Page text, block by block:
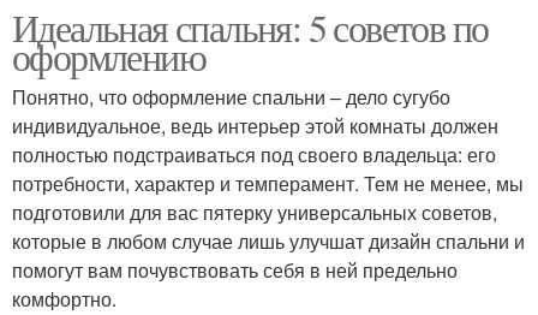
Идеальная спальня: 5 советов по
оформлению
Понятно, что оформление спальни – дело сугубо
индивидуальное, ведь интерьер этой комнаты должен
полностью подстраиваться под своего владельца: его
потребности, характер и темперамент. Тем не менее, мы
подготовили для вас пятерку универсальных советов,
которые в любом случае лишь улучшат дизайн спальни и
помогут вам почувствовать себя в ней предельно
комфортно.